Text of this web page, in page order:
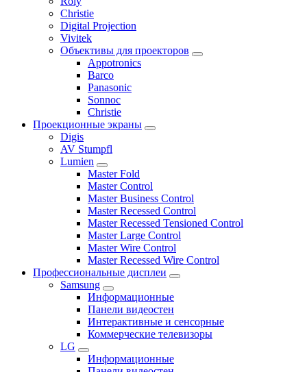
Christie
Digital Projection
Vivitek
Объективы для проекторов
Appotronics
Barco
Panasonic
Sonnoc
Сhristie
Проекционные экраны
Digis
AV Stumpfl
Lumien
Master Fold
Master Control
Master Business Control
Master Recessed Control
Master Recessed Tensioned Control
Master Large Control
Master Wire Control
Master Recessed Wire Control
Профессиональные дисплеи
Samsung
Информационные
Панели видеостен
Интерактивные и сенсорные
Коммерческие телевизоры
LG
Информационные